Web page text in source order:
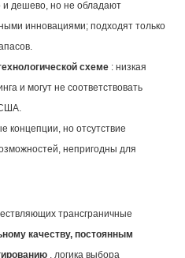
дешево, но не обладают
инновациями; подходят только
схеме: низкая
и могут не соответствовать
концепции, но отсутствие
непригодны для
трансграничные
качеству, постоянным
, логика выбора